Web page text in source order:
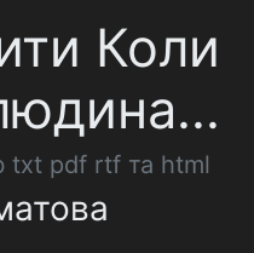
Коли
txt pdf rtf та html